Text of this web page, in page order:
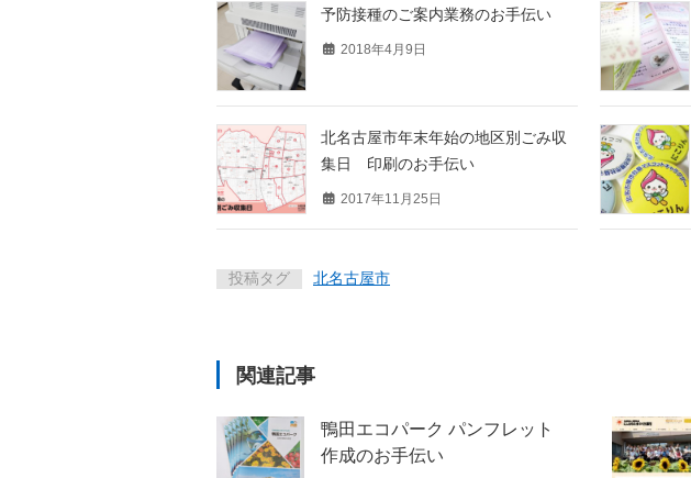
予防接種のご案内業務のお手伝い
2018年4月9日
北名古屋市年末年始の地区別ごみ収
集日 印刷のお手伝い
2017年11月25日
投稿タグ 北名古屋市
関連記事
鴨田エコパーク パンフレット
作成のお手伝い